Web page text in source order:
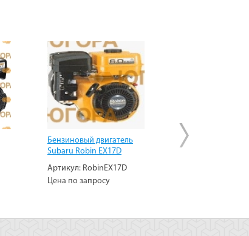
Бензиновый двигатель
Subaru Robin EX17D
Артикул: RobinEX17D
Цена по запросу
Бензиновый